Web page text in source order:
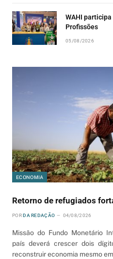
WAHI
Profissões
05/08/2026
ECONOMIA
Retorno de refugiados
POR DA REDAÇÃO 04/08/2026
Missão do Fundo Monetário
país deverá crescer dois
reconstruir economia mesmo